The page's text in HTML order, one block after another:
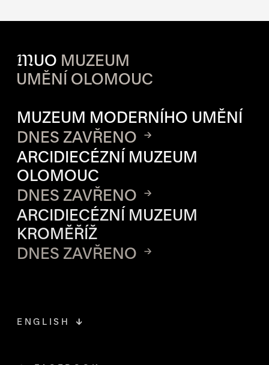
MUO MUZEUM
UMĚNÍ OLOMOUC
MUZEUM MODERNÍHO UMĚNÍ
DNES ZAVŘENO
ARCIDIECÉZNÍ MUZEUM
OLOMOUC
DNES ZAVŘENO
ARCIDIECÉZNÍ MUZEUM
KROMĚŘÍŽ
DNES ZAVŘENO
ENGLISH